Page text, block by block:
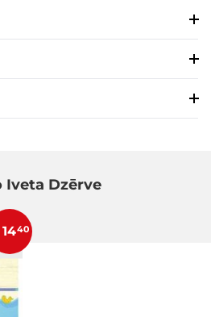
Iveta Dzērve
1440